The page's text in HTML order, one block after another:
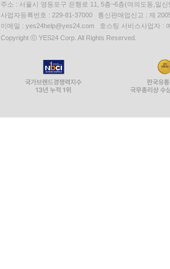
주소 : 서울시 영등포구 은행로 11, 5층~6층(여의도동,일신
사업자등록번호 : 229-81-37000 통신판매업신고 : 제
이메일 : yes24help@yes24.com 호스팅 서비스사업자 :
Copyright ⓒ YES24 Corp. All Rights Reserved.